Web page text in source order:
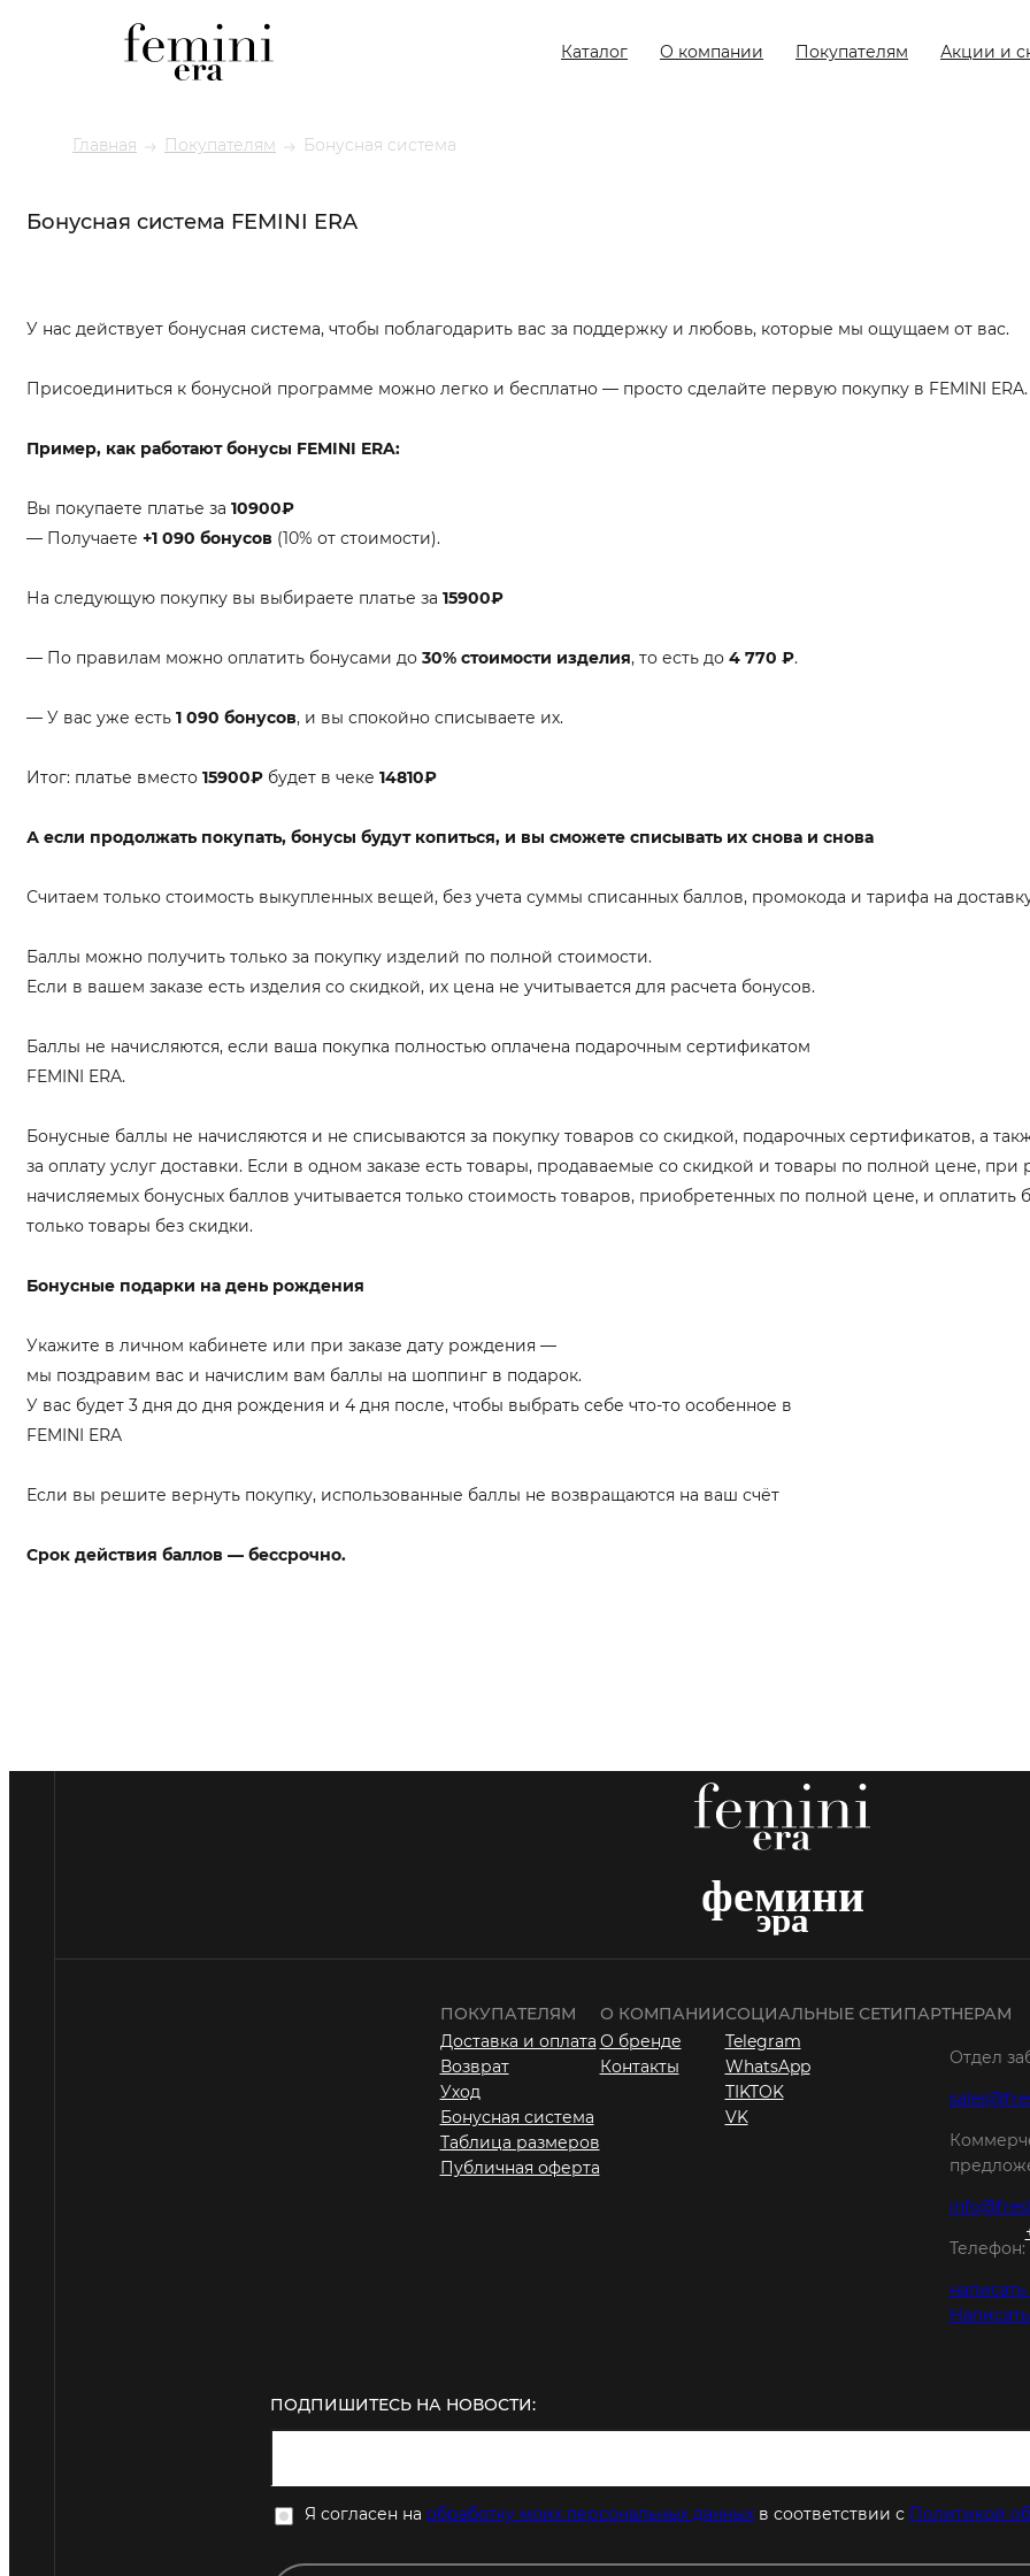
Каталог О компании Покупателям Акции и
Главная Покупателям Бонусная система
Бонусная система FEMINI ERA
У нас действует бонусная система, чтобы поблагодарить вас за поддержку и любовь, которые мы ощущаем от вас.
Присоединиться к бонусной программе можно легко и бесплатно — просто сделайте первую покупку в FEMINI ERA.
Пример, как работают бонусы FEMINI ERA:
Вы покупаете платье за 10900₽
— Получаете +1 090 бонусов (10% от стоимости).
На следующую покупку вы выбираете платье за 15900₽
— По правилам можно оплатить бонусами до 30% стоимости изделия, то есть до 4 770 ₽.
— У вас уже есть 1 090 бонусов, и вы спокойно списываете их.
Итог: платье вместо 15900₽ будет в чеке 14810₽
А если продолжать покупать, бонусы будут копиться, и вы сможете списывать их снова и снова
Считаем только стоимость выкупленных вещей, без учета суммы списанных баллов, промокода и тарифа на
Баллы можно получить только за покупку изделий по полной стоимости.
Если в вашем заказе есть изделия со скидкой, их цена не учитывается для расчета бонусов.
Баллы не начисляются, если ваша покупка полностью оплачена подарочным сертификатом
FEMINI ERA.
Бонусные баллы не начисляются и не списываются за покупку товаров со скидкой, подарочных сертификатов, а
за оплату услуг доставки. Если в одном заказе есть товары, продаваемые со скидкой и товары по полной цене, при
начисляемых бонусных баллов учитывается только стоимость товаров, приобретенных по полной цене, и
только товары без скидки.
Бонусные подарки на день рождения
Укажите в личном кабинете или при заказе дату рождения —
мы поздравим вас и начислим вам баллы на шоппинг в подарок.
У вас будет 3 дня до дня рождения и 4 дня после, чтобы выбрать себе что-то особенное в
FEMINI ERA
Если вы решите вернуть покупку, использованные баллы не возвращаются на ваш счёт
Срок действия баллов — бессрочно.
ПОКУПАТЕЛЯМ
Доставка и оплата
Возврат
Уход
Бонусная система
Таблица размеров
Публичная оферта
О КОМПАНИИ
О бренде
Контакты
СОЦИАЛЬНЫЕ СЕТИ
Telegram
WhatsApp
TIKTOK
VK
ПАРТНЕРАМ
Отдел
Телефон:
ПОДПИШИТЕСЬ НА НОВОСТИ:
Я согласен на обработку моих персональных данных в соответствии с Политикой